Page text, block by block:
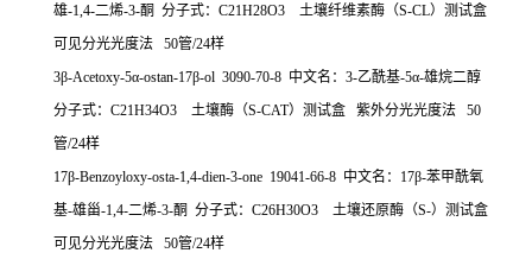
雄-1,4-二烯-3-酮 分子式：C21H28O3 土壤纤维素酶（S-CL）测试盒
可见分光光度法 50管/24样
3β-Acetoxy-5α-ostan-17β-ol 3090-70-8 中文名：3-乙酰基-5α-雄烷二醇
分子式：C21H34O3 土壤酶（S-CAT）测试盒 紫外分光光度法 50
管/24样
17β-Benzoyloxy-osta-1,4-dien-3-one 19041-66-8 中文名：17β-苯甲酰氧
基-雄甾-1,4-二烯-3-酮 分子式：C26H30O3 土壤还原酶（S-）测试盒
可见分光光度法 50管/24样